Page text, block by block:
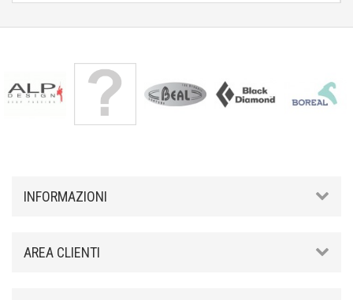
INFORMAZIONI
AREA CLIENTI